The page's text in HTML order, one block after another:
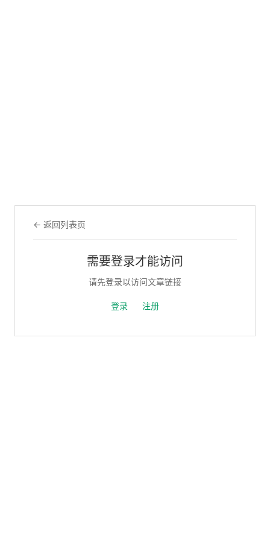
← 返回列表页
需要登录才能访问
请先登录以访问文章链接
登录 注册